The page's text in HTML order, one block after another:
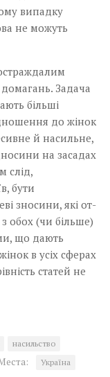
випадку
не можуть
Задача
більші
до жінок
й насильне,
на засадах
слід,
бути
зносини, які от-
з обох (чи більше)
що дають
в усіх сферах
статей не
насильство
Україна